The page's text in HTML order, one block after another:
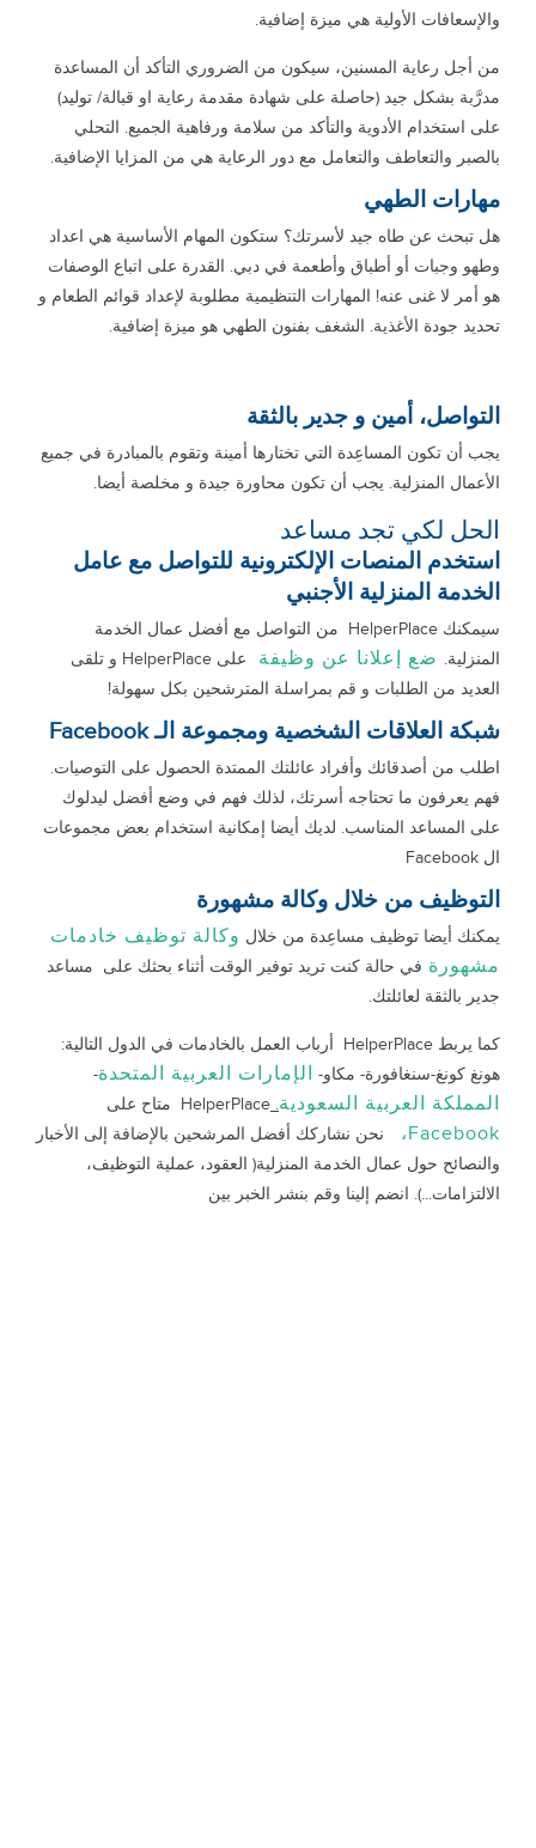
والإسعافات الأولية هي ميزة إضافية.
من أجل رعاية المسنين، سيكون من الضروري التأكد أن المساعدة
مدرَّبة بشكل جيد (حاصلة على شهادة مقدمة رعاية او قبالة/ توليد)
على استخدام الأدوية والتأكد من سلامة ورفاهية الجميع. التحلي
بالصبر والتعاطف والتعامل مع دور الرعاية هي من المزايا الإضافية.
مهارات الطهي
هل تبحث عن طاه جيد لأسرتك؟ ستكون المهام الأساسية هي اعداد
وطهو وجبات أو أطباق وأطعمة في دبي. القدرة على اتباع الوصفات
هو أمر لا غنى عنه! المهارات التنظيمية مطلوبة لإعداد قوائم الطعام و
تحديد جودة الأغذية. الشغف بفنون الطهي هو ميزة إضافية.
التواصل، أمين و جدير بالثقة
يجب أن تكون المساعِدة التي تختارها أمينة وتقوم بالمبادرة في جميع
الأعمال المنزلية. يجب أن تكون محاورة جيدة و مخلصة أيضا.
الحل لكي تجد مساعد
استخدم المنصات الإلكترونية للتواصل مع عامل
الخدمة المنزلية الأجنبي
سيمكنك HelperPlace من التواصل مع أفضل عمال الخدمة
المنزلية. ضع إعلانا عن وظيفة
على HelperPlace و تلقى
العديد من الطلبات و قم بمراسلة المترشحين بكل سهولة!
شبكة العلاقات الشخصية ومجموعة الـ Facebook
اطلب من أصدقائك وأفراد عائلتك الممتدة الحصول على التوصيات.
فهم يعرفون ما تحتاجه أسرتك، لذلك فهم في وضع أفضل ليدلوك
على المساعد المناسب. لديك أيضا إمكانية استخدام بعض مجموعات
ال Facebook
التوظيف من خلال وكالة مشهورة
يمكنك أيضا توظيف مساعِدة من خلال وكالة توظيف خادمات
مشهورة في حالة كنت تريد توفير الوقت أثناء بحثك على مساعد
جدير بالثقة لعائلتك.
كما يربط HelperPlace أرباب العمل بالخادمات في الدول التالية:
هونغ كونغ-سنغافورة- مكاو- الإمارات العربية المتحدة-
المملكة العربية السعودية. HelperPlace متاح على
Facebook،
نحن نشاركك أفضل المرشحين بالإضافة إلى الأخبار
والنصائح حول عمال الخدمة المنزلية( العقود، عملية التوظيف،
الالتزامات...). انضم إلينا وقم بنشر الخبر بين